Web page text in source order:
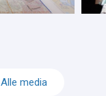
Alle media